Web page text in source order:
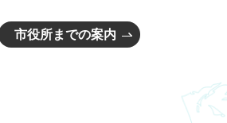
市役所までの案内